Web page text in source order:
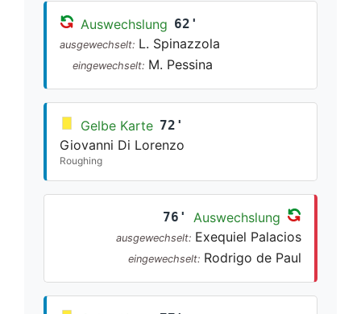
Auswechslung 62'
ausgewechselt: L. Spinazzola
eingewechselt: M. Pessina
Gelbe Karte 72'
Giovanni Di Lorenzo
Roughing
76' Auswechslung
ausgewechselt: Exequiel Palacios
eingewechselt: Rodrigo de Paul